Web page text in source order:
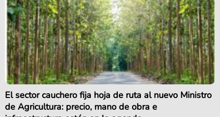
El sector cauchero fija hoja de ruta al nuevo Ministro
de Agricultura: precio, mano de obra e